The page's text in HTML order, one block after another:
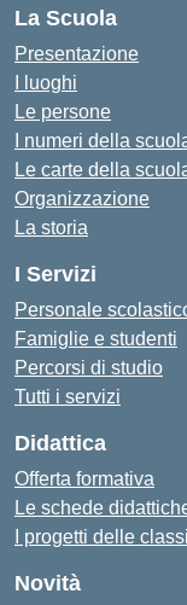
La Scuola
Presentazione
I luoghi
Le persone
I numeri della
Le carte della
Organizzazione
La storia
I Servizi
Personale
Famiglie e studenti
Percorsi di studio
Tutti i servizi
Didattica
Offerta formativa
Le schede
I progetti delle classi
Novità